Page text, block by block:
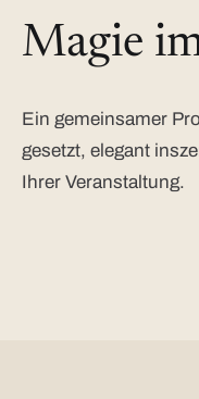
Magie
Ein gemeinsamer
gesetzt, elegant
Ihrer Veranstaltung.